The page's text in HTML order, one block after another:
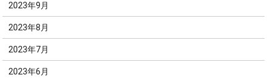
2023年9月
2023年8月
2023年7月
2023年6月